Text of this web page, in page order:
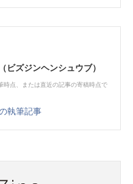
ビズジンヘンシュウブ）
時点、または直近の記事の寄稿時点で
執筆記事